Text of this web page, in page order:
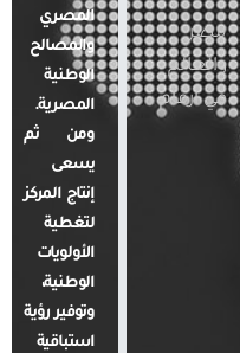
مصر
والعالم
في أرقام
المصري
والمصالح
الوطنية
المصرية.
ومن ثم
يسعى
إنتاج المركز
لتغطية
الأولويات
الوطنية،
وتوفير رؤية
استباقية